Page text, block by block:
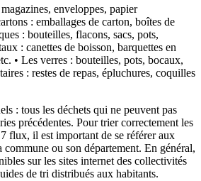
enveloppes, papier
: emballages de carton, boîtes de
: bouteilles, flacons, sacs, pots,
: canettes de boisson, barquettes en
• Les verres : bouteilles, pots, bocaux,
: restes de repas, épluchures, coquilles
: tous les déchets qui ne peuvent pas
précédentes. Pour trier correctement les
flux, il est important de se référer aux
commune ou son département. En général,
sur les sites internet des collectivités
de tri distribués aux habitants.